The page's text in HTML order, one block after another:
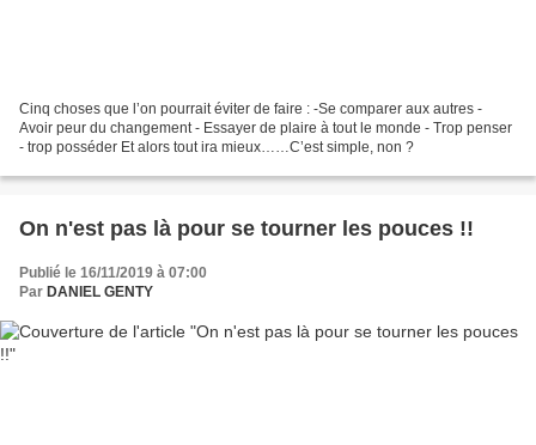
Cinq choses que l’on pourrait éviter de faire : -Se comparer aux autres -
Avoir peur du changement - Essayer de plaire à tout le monde - Trop penser
- trop posséder Et alors tout ira mieux……C’est simple, non ?
On n'est pas là pour se tourner les pouces !!
Publié le 16/11/2019 à 07:00
Par DANIEL GENTY